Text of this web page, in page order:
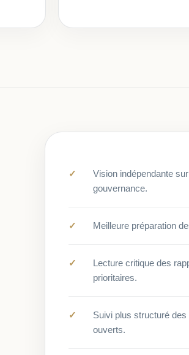
Vision indépendante
gouvernance.
Meilleure préparation
Lecture critique des
prioritaires.
Suivi plus structuré
ouverts.